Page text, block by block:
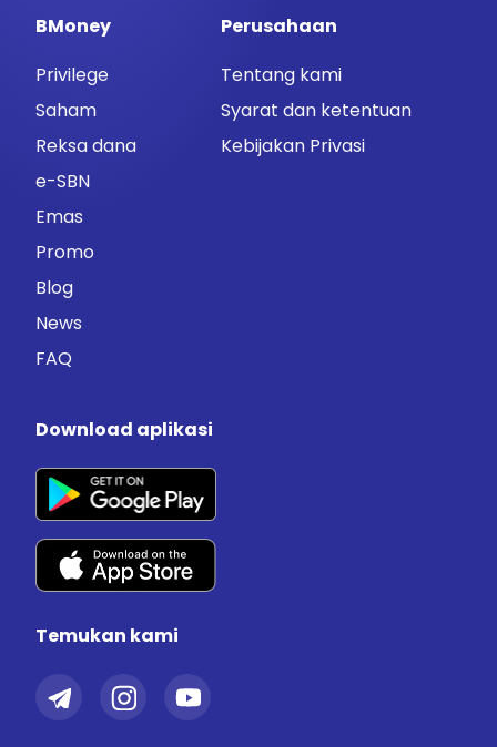
BMoney
Privilege
Saham
Reksa dana
e-SBN
Emas
Promo
Blog
News
FAQ
Perusahaan
Tentang kami
Syarat dan ketentuan
Kebijakan Privasi
Download aplikasi
Temukan kami